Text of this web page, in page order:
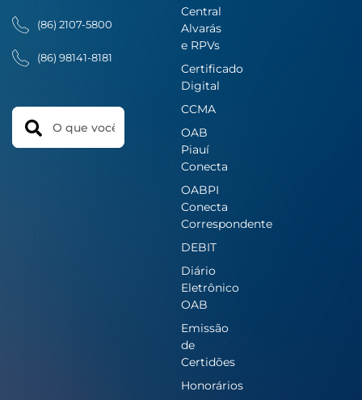
(86) 2107-5800
(86) 98141-8181
Search
Central
Alvarás
e RPVs
Certificado
Digital
CCMA
OAB
Piauí
Conecta
OABPI
Conecta
Correspondente
DEBIT
Diário
Eletrônico
OAB
Emissão
de
Certidões
Honorários